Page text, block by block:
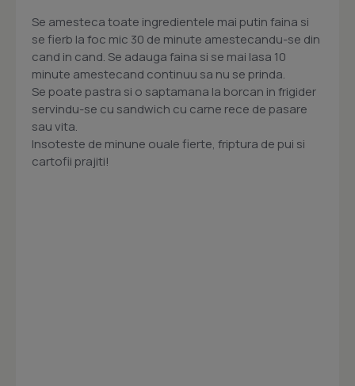
Se amesteca toate ingredientele mai putin faina si
se fierb la foc mic 30 de minute amestecandu-se din
cand in cand. Se adauga faina si se mai lasa 10
minute amestecand continuu sa nu se prinda.
Se poate pastra si o saptamana la borcan in frigider
servindu-se cu sandwich cu carne rece de pasare
sau vita.
Insoteste de minune ouale fierte, friptura de pui si
cartofii prajiti!